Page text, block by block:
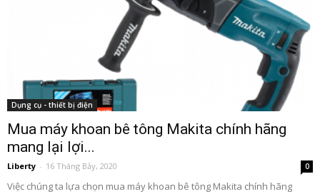
Dụng cụ - thiết bị điện
Mua máy khoan bê tông Makita chính hãng
mang lại lợi...
Liberty - 16 Tháng Bảy, 2020 0
Việc chúng ta lựa chọn mua máy khoan bê tông Makita chính hãng